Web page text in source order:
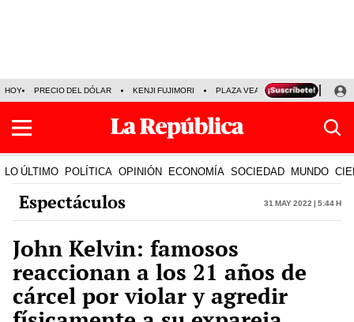
HOY PRECIO DEL DÓLAR KENJI FUJIMORI PLAZA VEA FERIADOS
LO ÚLTIMO POLÍTICA OPINIÓN ECONOMÍA SOCIEDAD MUNDO
Espectáculos 31 May 2022 | 5:44 h
John Kelvin: famosos
reaccionan a los 21 años de
cárcel por violar y agredir